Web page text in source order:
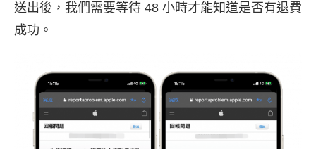
送出後，我們需要等待 48 小時才能知道是否有退費
成功。